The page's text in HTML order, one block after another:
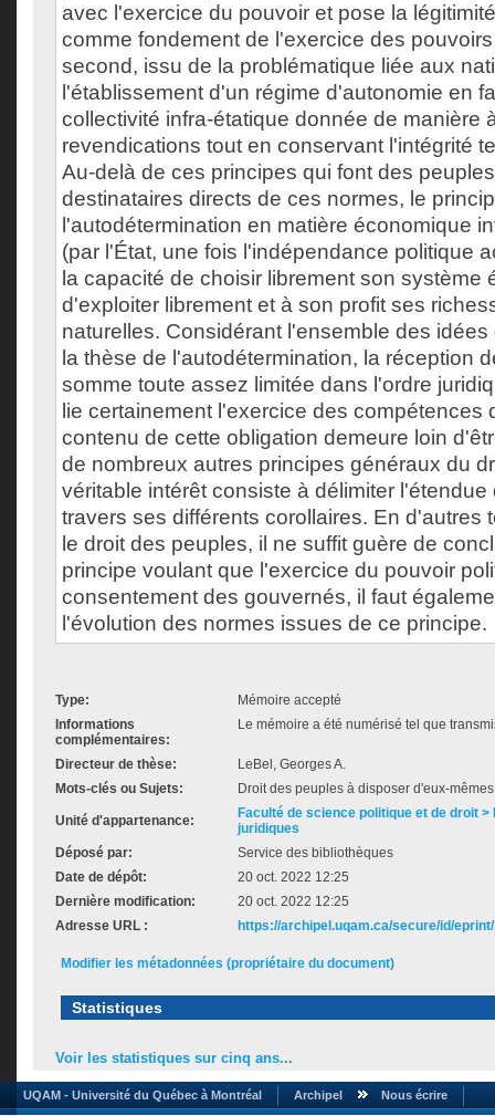
avec l'exercice du pouvoir et pose la
comme fondement de l'exercice des
second, issu de la problématique liée aux
l'établissement d'un régime d'autonomie en
collectivité infra-étatique donnée de manière
revendications tout en conservant l'intégrité
Au-delà de ces principes qui font des
destinataires directs de ces normes, le
l'autodétermination en matière économique
(par l'État, une fois l'indépendance politique
la capacité de choisir librement son système
d'exploiter librement et à son profit ses
naturelles. Considérant l'ensemble des
la thèse de l'autodétermination, la réception
somme toute assez limitée dans l'ordre
lie certainement l'exercice des compétences
contenu de cette obligation demeure loin
de nombreux autres principes généraux du
véritable intérêt consiste à délimiter l'étendue
travers ses différents corollaires. En d'autres
le droit des peuples, il ne suffit guère de
principe voulant que l'exercice du pouvoir
consentement des gouvernés, il faut
l'évolution des normes issues de ce principe.
Type:
Mémoire accepté
Informations
complémentaires:
Le mémoire a été numérisé tel que
Directeur de thèse:
LeBel, Georges A.
Mots-clés ou Sujets:
Droit des peuples à disposer d'eux-
Unité d'appartenance:
Faculté de science politique et de droit
juridiques
Déposé par:
Service des bibliothèques
Date de dépôt:
20 oct. 2022 12:25
Dernière modification:
20 oct. 2022 12:25
Adresse URL :
https://archipel.uqam.ca/secure/id/
Modifier les métadonnées (propriétaire du document)
Statistiques
Voir les statistiques sur cinq ans...
UQAM - Université du Québec à Montréal Archipel Nous écrire